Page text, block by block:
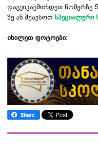
დაგვიკავშირდეთ ნომერზე
ზე ან შეავსოთ სპეციალური
იხილეთ ფოტოები: